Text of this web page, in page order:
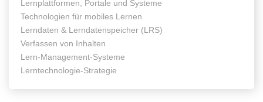
Lernplattformen, Portale und Systeme
Technologien für mobiles Lernen
Lerndaten & Lerndatenspeicher (LRS)
Verfassen von Inhalten
Lern-Management-Systeme
Lerntechnologie-Strategie